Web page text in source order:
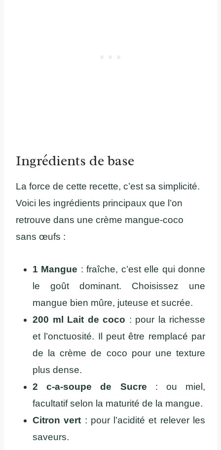
Ingrédients de base
La force de cette recette, c’est sa simplicité.
Voici les ingrédients principaux que l’on
retrouve dans une crème mangue-coco
sans œufs :
1 Mangue : fraîche, c’est elle qui donne
le goût dominant. Choisissez une
mangue bien mûre, juteuse et sucrée.
200 ml Lait de coco : pour la richesse
et l’onctuosité. Il peut être remplacé par
de la crème de coco pour une texture
plus dense.
2 c-a-soupe de Sucre : ou miel,
facultatif selon la maturité de la mangue.
Citron vert : pour l’acidité et relever les
saveurs.